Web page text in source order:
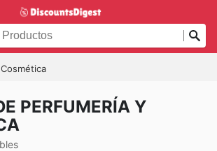
PERFUMERÍA Y